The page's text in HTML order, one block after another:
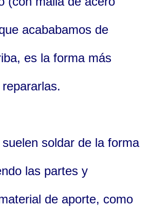
acababamos de
es la forma más
soldar de la forma
las partes y
de aporte, como